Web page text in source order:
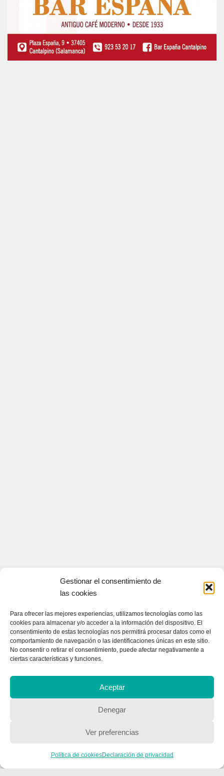
Gestionar el consentimiento de
las cookies
Para ofrecer las mejores experiencias, utilizamos tecnologías como las
cookies para almacenar y/o acceder a la información del dispositivo. El
consentimiento de estas tecnologías nos permitirá procesar datos como el
comportamiento de navegación o las identificaciones únicas en este sitio.
No consentir o retirar el consentimiento, puede afectar negativamente a
ciertas características y funciones.
Aceptar
Denegar
Ver preferencias
Política de cookiesDeclaración de privacidad
CONTACTA CON NOSOTROS
Contacto
POLÍTICA DE PRIVACIDAD